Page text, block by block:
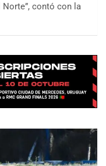
contó con la